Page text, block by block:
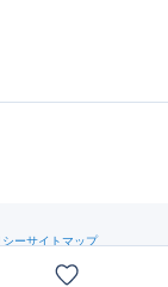
ーサイトマップ